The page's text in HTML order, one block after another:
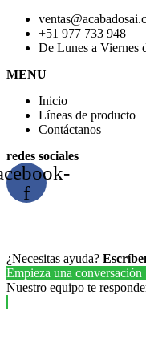
+51 977 733 948
De Lunes a Viernes
MENU
Inicio
Líneas de producto
Contáctanos
redes sociales
f
¿Necesitas ayuda?
Empieza una conversación
Nuestro equipo te